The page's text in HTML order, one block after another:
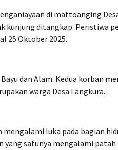
di mattoanging
kunjung ditangkap. Peristiwa
25 Oktober 2025.
dan Alam. Kedua korban
warga Desa Langkura.
luka pada bagian
yang satunya mengalami